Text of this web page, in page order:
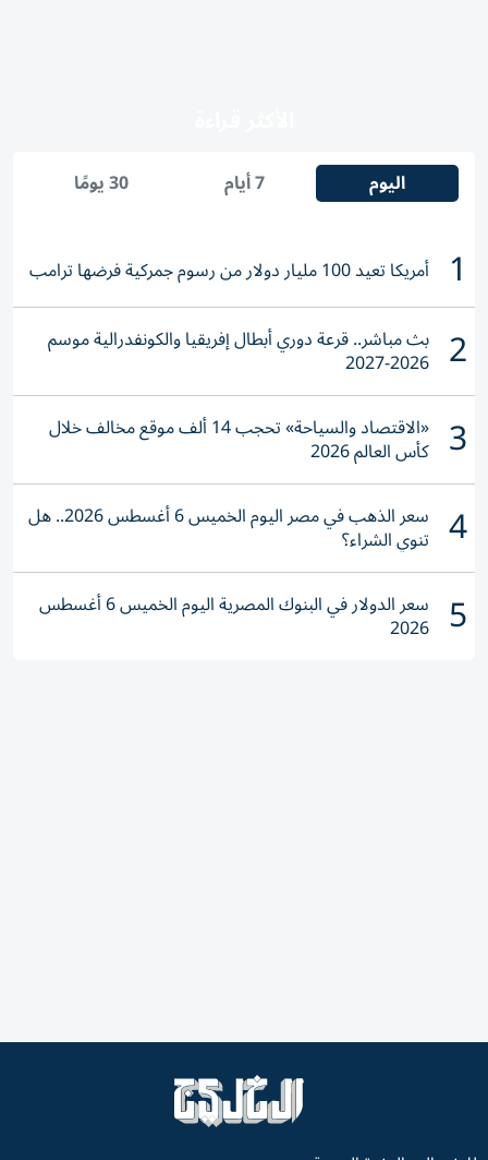
اليوم 7 أيام 30 يومًا
1 أمريكا تعيد 100 مليار دولار من رسوم جمركية فرضها ترامب
2 بث مباشر.. قرعة دوري أبطال إفريقيا والكونفدرالية موسم
2026-2027
3 «الاقتصاد والسياحة» تحجب 14 ألف موقع مخالف خلال
كأس العالم 2026
4 سعر الذهب في مصر اليوم الخميس 6 أغسطس 2026.. هل
تنوي الشراء؟
5 سعر الدولار في البنوك المصرية اليوم الخميس 6 أغسطس
2026